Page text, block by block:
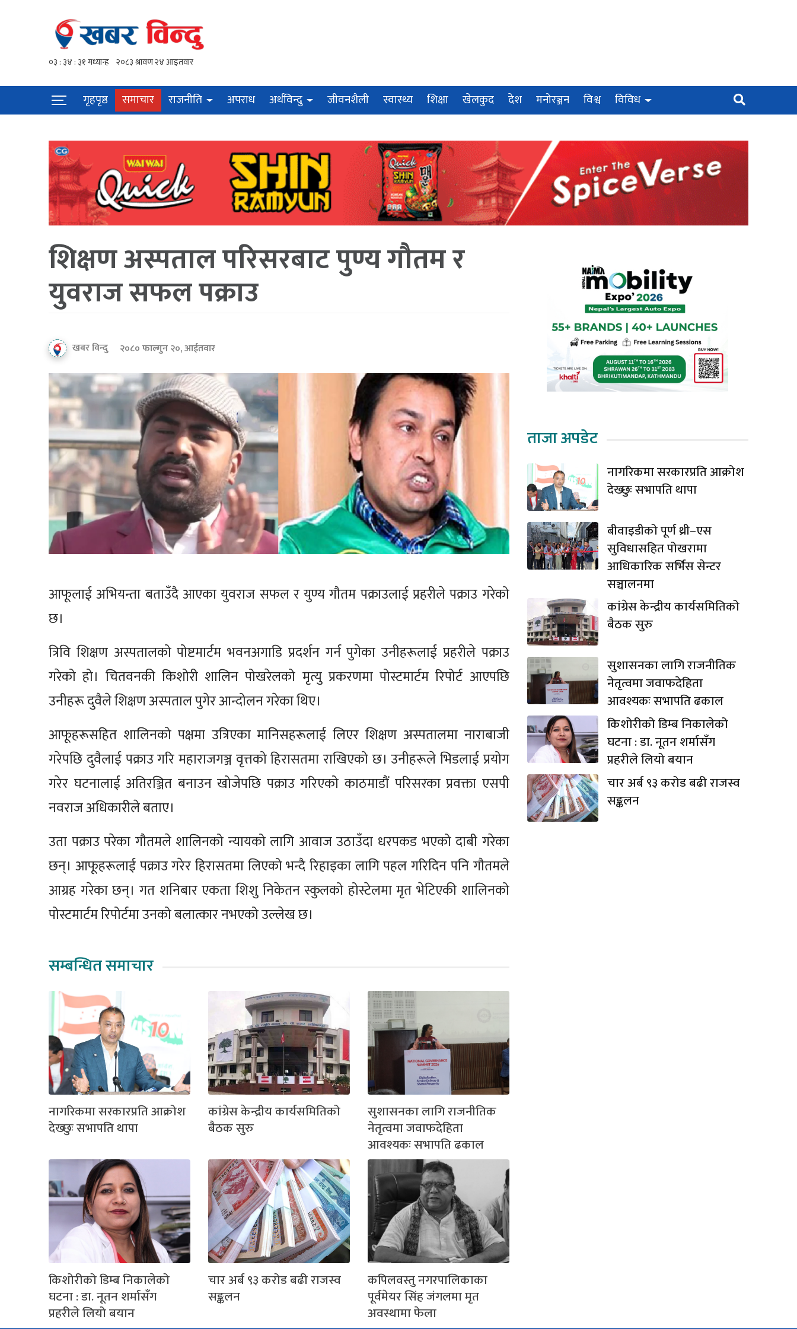
गृहपृष्ठ समाचार राजनीति अपराध अर्थविन्दु जीवनशैली स्वास्थ्य शिक्षा खेलकुद देश मनोरञ्जन विश्व विविध
शिक्षण अस्पताल परिसरबाट पुण्य गौतम र
युवराज सफल पक्राउ
खबर विन्दु २०८० फाल्गुन २०, आईतवार
आफूलाई अभियन्ता बताउँदै आएका युवराज सफल र युण्य गौतम पक्राउलाई प्रहरीले पक्राउ गरेको
छ।
त्रिवि शिक्षण अस्पतालको पोष्टमार्टम भवनअगाडि प्रदर्शन गर्न पुगेका उनीहरूलाई प्रहरीले पक्राउ
गरेको हो। चितवनकी किशोरी शालिन पोखरेलको मृत्यु प्रकरणमा पोस्टमार्टम रिपोर्ट आएपछि
उनीहरू दुवैले शिक्षण अस्पताल पुगेर आन्दोलन गरेका थिए।
आफूहरूसहित शालिनको पक्षमा उत्रिएका मानिसहरूलाई लिएर शिक्षण अस्पतालमा नाराबाजी
गरेपछि दुवैलाई पक्राउ गरि महाराजगञ्ज वृत्तको हिरासतमा राखिएको छ। उनीहरूले भिडलाई प्रयोग
गरेर घटनालाई अतिरञ्जित बनाउन खोजेपछि पक्राउ गरिएको काठमाडौं परिसरका प्रवक्ता एसपी
नवराज अधिकारीले बताए।
उता पक्राउ परेका गौतमले शालिनको न्यायको लागि आवाज उठाउँदा धरपकड भएको दाबी गरेका
छन्। आफूहरूलाई पक्राउ गरेर हिरासतमा लिएको भन्दै रिहाइका लागि पहल गरिदिन पनि गौतमले
आग्रह गरेका छन्। गत शनिबार एकता शिशु निकेतन स्कुलको होस्टेलमा मृत भेटिएकी शालिनको
पोस्टमार्टम रिपोर्टमा उनको बलात्कार नभएको उल्लेख छ।
सम्बन्धित समाचार
नागरिकमा सरकारप्रति आक्रोश
देख्छुः सभापति थापा
कांग्रेस केन्द्रीय कार्यसमितिको
बैठक सुरु
सुशासनका लागि राजनीतिक
नेतृत्वमा जवाफदेहिता
आवश्यकः सभापति ढकाल
किशोरीको डिम्ब निकालेको
घटना : डा. नूतन शर्मासँग
प्रहरीले लियो बयान
चार अर्ब ९३ करोड बढी राजस्व
सङ्कलन
कपिलवस्तु नगरपालिकाका
पूर्वमेयर सिंह जंगलमा मृत
अवस्थामा फेला
ताजा अपडेट
नागरिकमा सरकारप्रति आक्रोश
देख्छुः सभापति थापा
बीवाइडीको पूर्ण थ्री–एस
सुविधासहित पोखरामा
आधिकारिक सर्भिस सेन्टर
सञ्चालनमा
कांग्रेस केन्द्रीय कार्यसमितिको
बैठक सुरु
सुशासनका लागि राजनीतिक
नेतृत्वमा जवाफदेहिता
आवश्यकः सभापति ढकाल
किशोरीको डिम्ब निकालेको
घटना : डा. नूतन शर्मासँग
प्रहरीले लियो बयान
चार अर्ब ९३ करोड बढी राजस्व
सङ्कलन